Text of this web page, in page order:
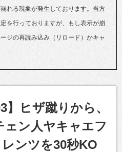
れる現象が発生しております。当方
を行っておりますが、もし表示が崩
ジの再読み込み（リロード）かキャ
】ヒザ蹴りから、
ェン人ヤキャエフ
ンツを30秒KO